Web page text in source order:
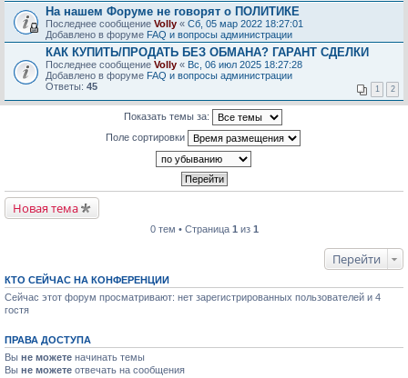
На нашем Форуме не говорят о ПОЛИТИКЕ
Последнее сообщение Volly « Сб, 05 мар 2022 18:27:01
Добавлено в форуме FAQ и вопросы администрации
КАК КУПИТЬ/ПРОДАТЬ БЕЗ ОБМАНА? ГАРАНТ СДЕЛКИ
Последнее сообщение Volly « Вс, 06 июл 2025 18:27:28
Добавлено в форуме FAQ и вопросы администрации
Ответы: 45 1 2
Показать темы за:
Поле сортировки
Новая тема
0 тем • Страница 1 из 1
Перейти
КТО СЕЙЧАС НА КОНФЕРЕНЦИИ
Сейчас этот форум просматривают: нет зарегистрированных пользователей и 4
гостя
ПРАВА ДОСТУПА
Вы не можете начинать темы
Вы не можете отвечать на сообщения